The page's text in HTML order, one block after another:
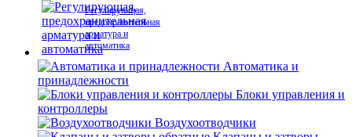
Регулирующая,
предохранительная
арматура и
автоматика
Автоматика и
принадлежности
Блоки управления и
контроллеры
Воздухоотводчики